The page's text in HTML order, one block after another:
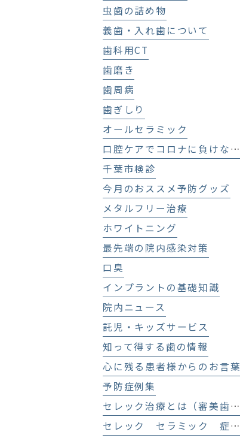
虫歯の詰め物
義歯・入れ歯について
歯科用CT
歯磨き
歯周病
歯ぎしり
オールセラミック
口腔ケアでコロナに負けない！
千葉市検診
今月のおススメ予防グッズ
メタルフリー治療
ホワイトニング
最先端の院内感染対策
口臭
インプラントの基礎知識
院内ニュース
託児・キッズサービス
知って得する歯の情報
心に残る患者様からのお言葉
予防症例集
セレック治療とは（審美歯科、セラミック治療）
セレック セラミック 症例集